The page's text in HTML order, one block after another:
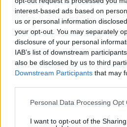
interest-based ads based on
us or personal information
your opt-out. You may separately
disclosure of your personal
IAB’s list of downstream
also be disclosed by us to third
Downstream Participants that may
Please note that this website/app
not limited to your visit or usage
Personal Data Processing Opt
I want to opt-out of the
Νεαρή γυναίκα με
Αιθιοπία έγινε viral, δείτε
μεταμόρφωσή της από
06.08.2026, 09:18